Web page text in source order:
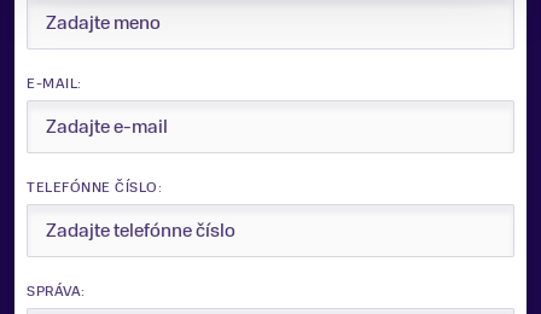
Zobraziť viac
E-MAIL:
TELEFÓNNE ČÍSLO:
SPRÁVA: